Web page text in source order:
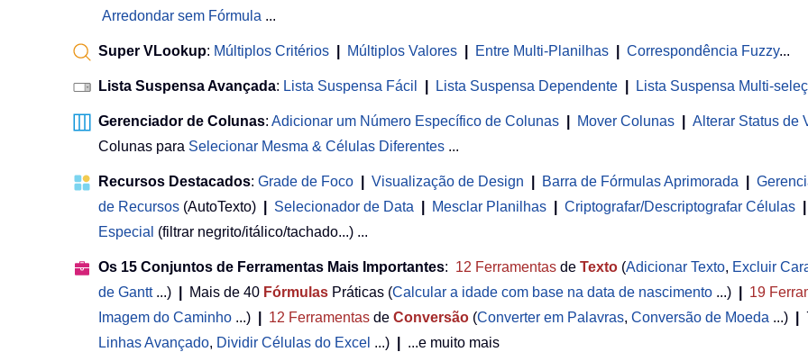
Arredondar sem Fórmula ...
Super VLookup: Múltiplos Critérios Múltiplos Valores Entre Multi-Planilhas Correspondência Fuzzy...
Lista Suspensa Avançada: Lista Suspensa Fácil Lista Suspensa Dependente Lista Suspensa Multi-
Gerenciador de Colunas: Adicionar um Número Específico de Colunas Mover Colunas
Alterar Status de
Colunas para Selecionar Mesma & Células Diferentes ...
Recursos Destacados: Grade de Foco Visualização de Design Barra de Fórmulas Aprimorada
de Recursos (AutoTexto) Selecionador de Data Mesclar Planilhas Criptografar/Descriptografar Células
Especial (filtrar negrito/itálico/tachado...) ...
Os 15 Conjuntos de Ferramentas Mais Importantes: 12 Ferramentas de Texto (Adicionar Texto, Excluir
de Gantt...) Mais de 40 Fórmulas Práticas (Calcular a idade com base na data de nascimento ...) 19
Imagem do Caminho ...) 12 Ferramentas de Conversão (Converter em Palavras, Conversão de Moeda ...)
Linhas Avançado, Dividir Células do Excel ...) ...e muito mais